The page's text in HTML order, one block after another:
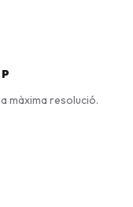
màxima resolució.